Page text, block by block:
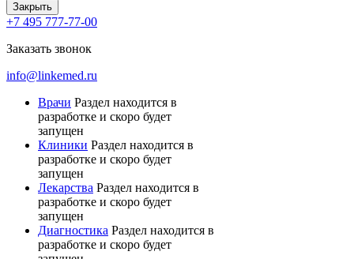
Закрыть
+7 495 777-77-00
Заказать звонок
info@linkemed.ru
Врачи Раздел находится в
разработке и скоро будет
запущен
Клиники Раздел находится в
разработке и скоро будет
запущен
Лекарства Раздел находится в
разработке и скоро будет
запущен
Диагностика Раздел находится в
разработке и скоро будет